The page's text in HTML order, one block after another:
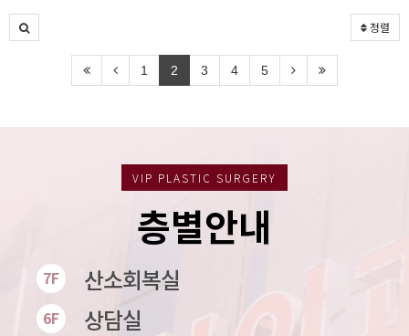
정렬
1 2 3 4 5
VIP PLASTIC SURGERY
층별안내
7F 산소회복실
6F 상담실